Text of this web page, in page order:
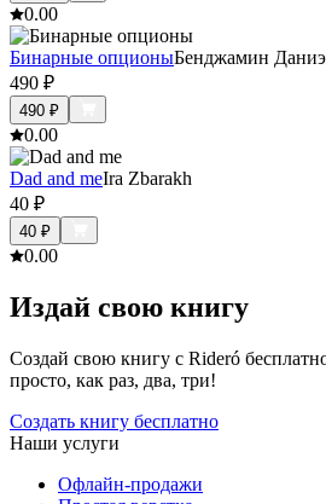
0.00
Бинарные опционыБенджамин
490 ₽
490 ₽
0.00
Dad and meIra Zbarakh
40 ₽
40 ₽
0.00
Издай свою книгу
Создай свою книгу с Rideró
просто, как раз, два, три!
Создать книгу бесплатно
Наши услуги
Офлайн-продажи